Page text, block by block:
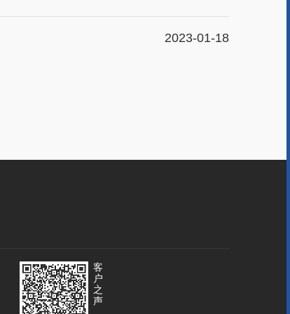
2023-01-18
客
户
之
声